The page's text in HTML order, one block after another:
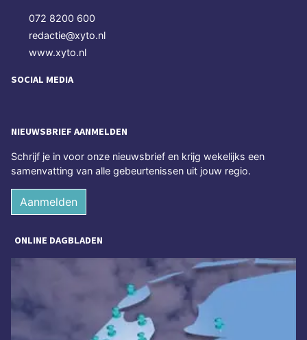
072 8200 600
redactie@xyto.nl
www.xyto.nl
SOCIAL MEDIA
NIEUWSBRIEF AANMELDEN
Schrijf je in voor onze nieuwsbrief en krijg wekelijks een
samenvatting van alle gebeurtenissen uit jouw regio.
Aanmelden
ONLINE DAGBLADEN